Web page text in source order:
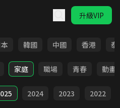
升級VIP
韓國 中國 香港 泰
家庭 職場 青春 動畫
2024 2023 2022